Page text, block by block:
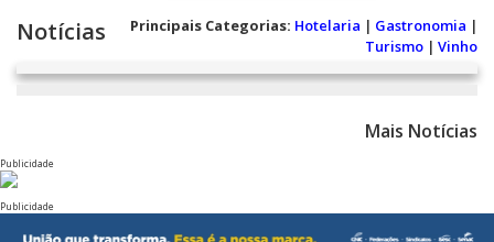
Notícias Principais Categorias: Hotelaria | Gastronomia |
Turismo | Vinho
Mais Notícias
Publicidade
Publicidade